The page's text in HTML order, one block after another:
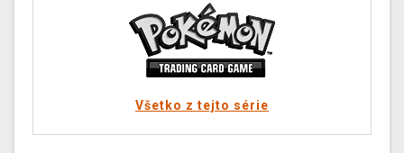
Všetko z tejto série